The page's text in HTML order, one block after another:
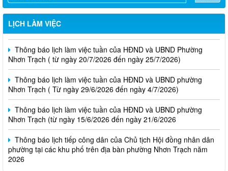
LỊCH LÀM VIỆC
Nhơn Trạch( từ ngày 03/08/2026 đến ngày 08/08/2026)
Thông báo lịch làm việc tuần của HĐND và UBND Phường
Nhơn Trạch ( từ ngày 20/7/2026 đến ngày 25/7/2026)
Thông báo lịch làm việc tuần của HĐND và UBND phường
Nhơn Trạch ( Từ ngày 29/6/2026 đến ngày 4/7/2026)
Thông báo lịch làm việc tuần của HĐND và UBND phường
Nhơn Trạch (từ ngày 15/6/2026 đến ngày 21/6/2026
Thông báo lịch tiếp công dân của Chủ tịch Hội đồng nhân dân
phường tại các khu phố trên địa bàn phường Nhơn Trạch năm
2026
Niêm yết phương án bồi thường, hỗ trợ, tái định cư